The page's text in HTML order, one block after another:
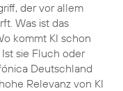
der vor allem
Was ist das
kommt KI schon
Ist sie Fluch oder
Deutschland
Relevanz von KI